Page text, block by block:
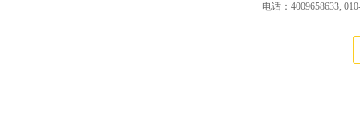
电话：4009658633,